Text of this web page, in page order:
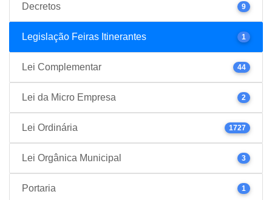
Decretos 9
Legislação Feiras Itinerantes 1
Lei Complementar 44
Lei da Micro Empresa 2
Lei Ordinária 1727
Lei Orgânica Municipal 3
Portaria 1